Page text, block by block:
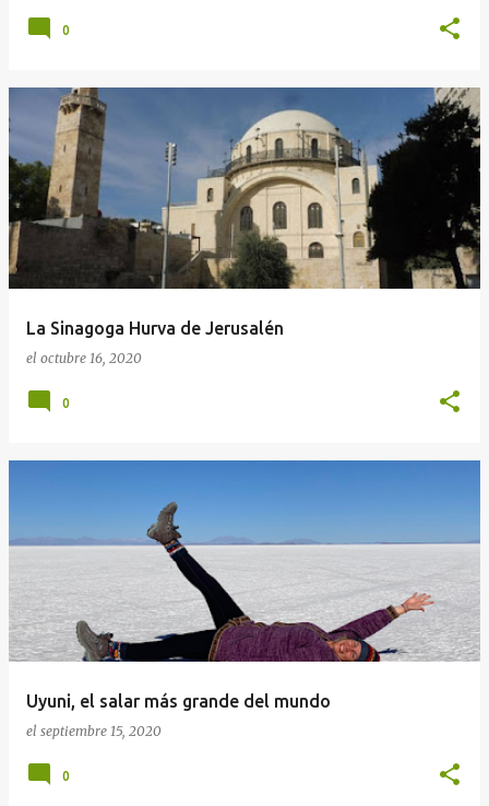
0
La Sinagoga Hurva de Jerusalén
el octubre 16, 2020
0
Uyuni, el salar más grande del mundo
el septiembre 15, 2020
0